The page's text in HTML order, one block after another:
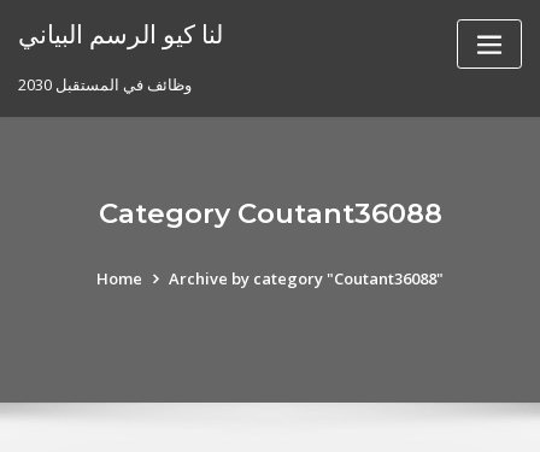
لنا كيو الرسم البياني
وظائف في المستقبل 2030
Category Coutant36088
Home Archive by category "Coutant36088"